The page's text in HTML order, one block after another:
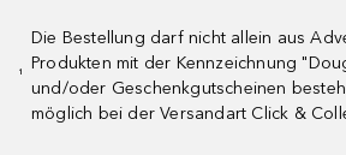
¹
Die Bestellung darf nicht allein aus
Produkten mit der Kennzeichnung
und/oder Geschenkgutscheinen
möglich bei der Versandart Click &